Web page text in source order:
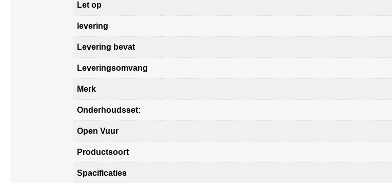
Let op
levering
Levering bevat
Leveringsomvang
Merk
Onderhoudsset:
Open Vuur
Productsoort
Spacificaties